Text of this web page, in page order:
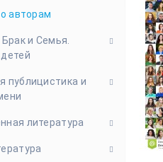
авторам
и Cемья.
Любовь. Парень
поиск, история
публицистика и
и вызовы времени,
литература
повести и романы